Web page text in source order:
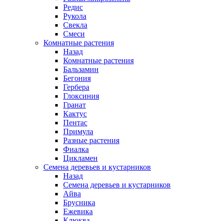
Редис
Рукола
Свекла
Смеси
Комнатные растения
Назад
Комнатные растения
Бальзамин
Бегония
Гербера
Глоксиния
Гранат
Кактус
Пентас
Примула
Разные растения
Фиалка
Цикламен
Семена деревьев и кустарников
Назад
Семена деревьев и кустарников
Айва
Брусника
Ежевика